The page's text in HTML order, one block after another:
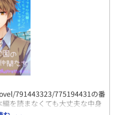
791443323/775194431の番
を読まなくても大丈夫な中身
な更新。 中高一貫のアストレ